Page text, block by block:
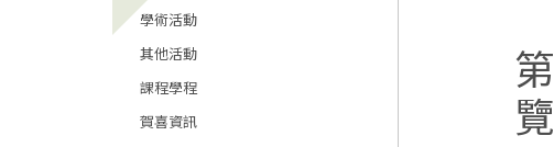
學術活動
其他活動
課程學程
賀喜資訊